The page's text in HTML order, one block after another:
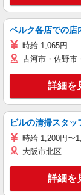
ベルク各店での店
時給 1,065円
古河市・佐野市
詳細を
ビルの清掃スタッ
時給 1,200円〜
大阪市北区
詳細を